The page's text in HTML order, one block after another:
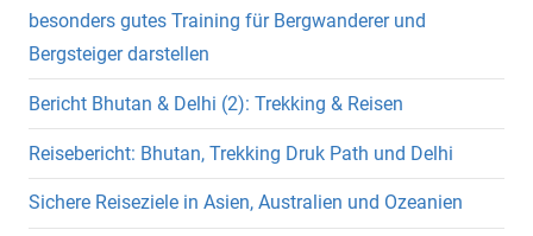
besonders gutes Training für Bergwanderer und
Bergsteiger darstellen
Bericht Bhutan & Delhi (2): Trekking & Reisen
Reisebericht: Bhutan, Trekking Druk Path und Delhi
Sichere Reiseziele in Asien, Australien und Ozeanien